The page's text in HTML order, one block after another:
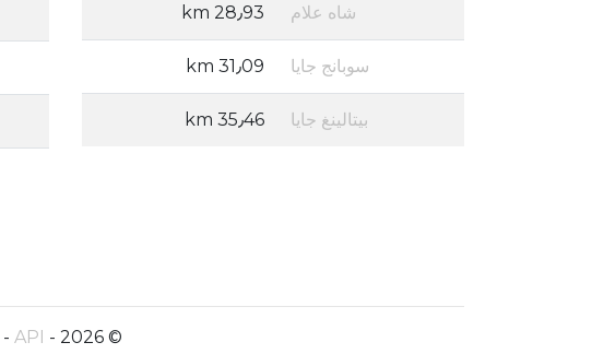
شاه علام 28٫93 km
سوبانج جايا 31٫09 km
بيتالينغ جايا 35٫46 km
© 2026 - prayertimes.date -
- API أوقات الصلاة